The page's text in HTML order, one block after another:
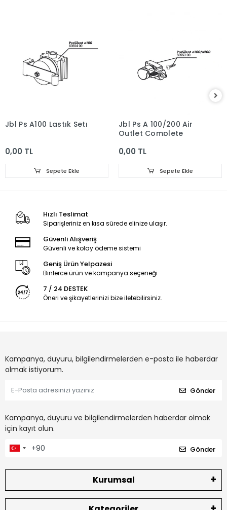
Jbl Ps A100 Lastık Setı
0,00 TL
Sepete Ekle
Jbl Ps A 100/200 Air
Outlet Complete
0,00 TL
Sepete Ekle
Hızlı Teslimat
Siparişleriniz en kısa sürede elinize ulaşır.
Güvenli Alışveriş
Güvenli ve kolay ödeme sistemi
Geniş Ürün Yelpazesi
Binlerce ürün ve kampanya seçeneği
7 / 24 DESTEK
Öneri ve şikayetlerinizi bize iletebilirsiniz.
Kampanya, duyuru, bilgilendirmelerden e-posta ile haberdar
olmak istiyorum.
Gönder
Kampanya, duyuru ve bilgilendirmelerden haberdar olmak
için kayıt olun.
Gönder
Kurumsal